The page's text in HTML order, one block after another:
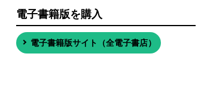
電子書籍版を購入
電子書籍版サイト（全電子書店）